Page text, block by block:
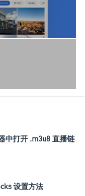
中打开 .m3u8 直播链
设置方法